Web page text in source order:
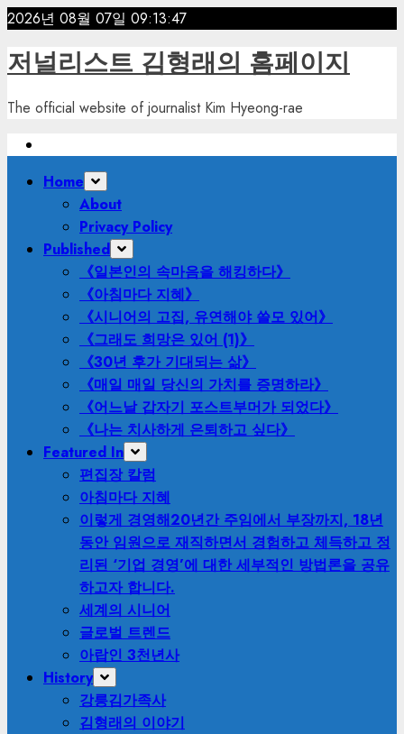
Skip
content
2026년 08월 07일 09:13:49
저널리스트 김형래의 홈페이지
The official website of journalist Kim Hyeong-rae
PrimaryHome
About
Privacy Policy
Published
《일본인의 속마음을 해킹하다》
《아침마다 지혜》
《시니어의 고집, 유연해야 쓸모 있어》
《그래도 희망은 있어 (1)》
《30년 후가 기대되는 삶》
《매일 매일 당신의 가치를 증명하라》
《어느날 갑자기 포스트부머가 되었다》
《나는 치사하게 은퇴하고 싶다》
Featured In
편집장 칼럼
아침마다 지혜
이렇게 경영해20년간 주임에서 부장까지, 18년
동안 임원으로 재직하면서 경험하고 체득하고 정
리된 ‘기업 경영’에 대한 세부적인 방법론을 공유
하고자 합니다.
세계의 시니어
글로벌 트렌드
아랍인 3천년사
History
강릉김가족사
김형래의 이야기